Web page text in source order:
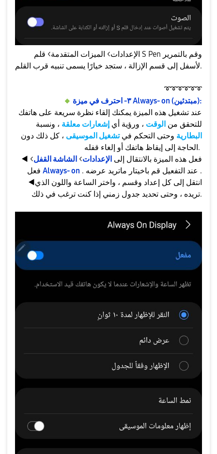
الإعدادات> الميزات المتقدمة> قلم S Pen وقم بالتمرير
لأسفل إلى قسم الإزالة ، ستجد خيارًا يسمى تنبيه قرب القلم.
➰➰➰➰➰➰
🔸
٣- احترف في ميزة Always- on (مبتدئين):
عند تشغيل هذه الميزة يمكنك إلقاء نظرة سريعة على هاتفك
للتحقق من الوقت ، ورؤية أي إشعارات معلقة ، ونسبة
البطارية وحتى التحكم فيتشغيل الموسيقى ، كل ذلك دون
الحاجة إلى إيقاظ هاتفك أو إلغاء قفله.
◀️
فعل هذه الميزة بالانتقال إلى الإعدادات> الشاشة القفل>
Always- on
. عند التفعيل قم باخيتار ماتريد عرضه .
◀️انتقل إلى كل إعداد وقسم ، واختر الساعة واللون الذي
تريده ، وحتى تحديد جدول زمني إذا كنت ترغب في ذلك.